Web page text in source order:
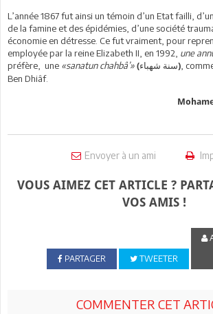
L’année 1867 fut ainsi un témoin d’un Etat failli,
de la famine et des épidémies, d’une société
économie en détresse. Ce fut vraiment, pour
employée par la reine Elizabeth II, en 1992, une
préfère, une «sanatun chahbâ’» (سنة شهباء) ,
Ben Dhiâf.
Envoyer à un ami
VOUS AIMEZ CET ARTICLE ?
VOS AMIS !
PARTAGER TWEETER
COMMENTER CET